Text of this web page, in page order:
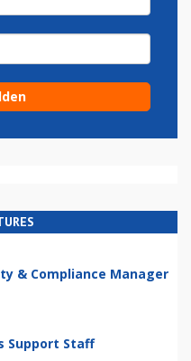
& Compliance Manager
Support Staff